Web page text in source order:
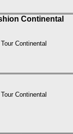
Continental
Continental
Continental